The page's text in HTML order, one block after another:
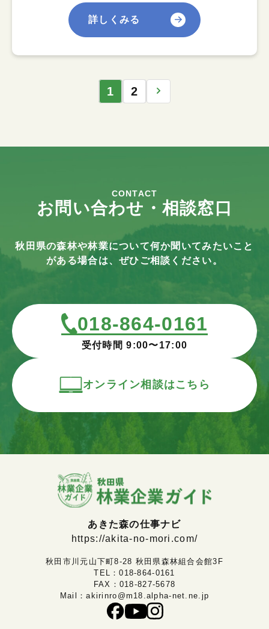
詳しくみる
1 2
CONTACT
お問い合わせ・相談窓口
秋田県の森林や林業について何か聞いてみたいこと
がある場合は、ぜひご相談ください。
018-864-0161
受付時間 9:00〜17:00
オンライン相談はこちら
あきた森の仕事ナビ
https://akita-no-mori.com/
秋田市川元山下町8-28 秋田県森林組合会館3F
TEL：018-864-0161
FAX：018-827-5678
Mail：akirinro@m18.alpha-net.ne.jp